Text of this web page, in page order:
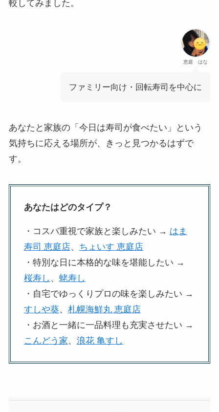
較してみました。
恵庭 はな
ファミリー向け・回転寿司を中心に
あなたと家族の「今日は寿司が食べたい」という
気持ちに応える場所が、きっと見つかるはずで
す。
あなたはどのタイプ？
・コスパ重視で家族と楽しみたい → はま
寿司 恵庭店、 ちょいす 恵庭店
・特別な日に本格的な味を堪能したい →
桜寿し 、 蛯寿し
・自宅でゆっくりプロの味を楽しみたい →
すしや葵、 札幌海鮮丸 恵庭店
・お酒と一緒に一品料理も充実させたい →
こんどう家、 浪花 亀すし